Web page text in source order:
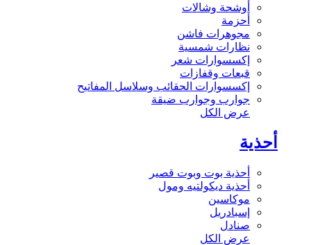
أوشحة وشالات
أحزمة
مجوهرات فاشن
نظارات شمسية
إكسسوارات شعر
قبعات وقفازات
إكسسوارات الحقائب وسلاسل المفاتيح
جوارب وجوارب ضيقة
عرض الكل
أحذية
أحذية بوت وبوت قصير
أحذية ديكولتيه ومول
موكاسين
إسبادريل
صنادل
عرض الكل